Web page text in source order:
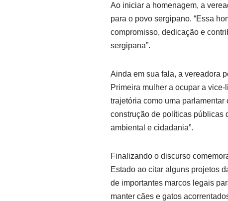
Ao iniciar a homenagem, a
para o povo sergipano. “Essa
compromisso, dedicação e
sergipana”.
Ainda em sua fala, a vereadora
Primeira mulher a ocupar a
trajetória como uma
construção de políticas públicas
ambiental e cidadania”.
Finalizando o discurso
Estado ao citar alguns projetos
de importantes marcos legais
manter cães e gatos